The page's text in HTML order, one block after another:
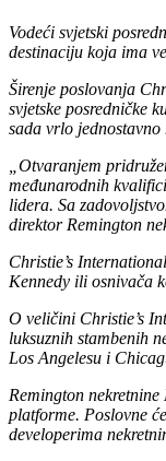
Vodeći svjetski
destinaciju koja ima
Širenje poslovanja
svjetske posredničke
sada vrlo jednostavno
„Otvaranjem
međunarodnih
lidera. Sa
direktor Remington
Christie’s
Kennedy ili osnivača
O veličini Christie’s
luksuznih stambenih
Los Angelesu i
Remington
platforme. Poslovne
developerima